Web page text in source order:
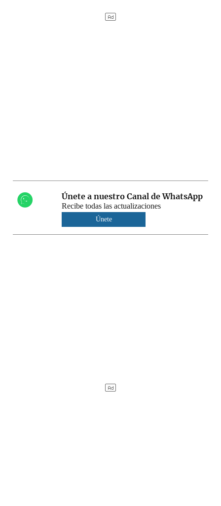
Únete a nuestro Canal de WhatsApp
Recibe todas las actualizaciones
Únete